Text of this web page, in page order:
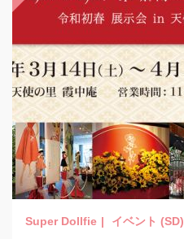
イベント (SD)